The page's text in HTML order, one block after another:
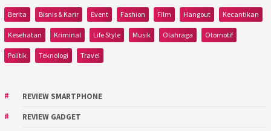
Berita Bisnis & Karir Event Fashion Film Hangout Kecantikan
Kesehatan Kriminal Life Style Musik Olahraga Otomotif
Politik Teknologi Travel
REVIEW SMARTPHONE
REVIEW GADGET